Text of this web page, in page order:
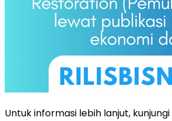
Untuk informasi lebih lanjut, kunjungi